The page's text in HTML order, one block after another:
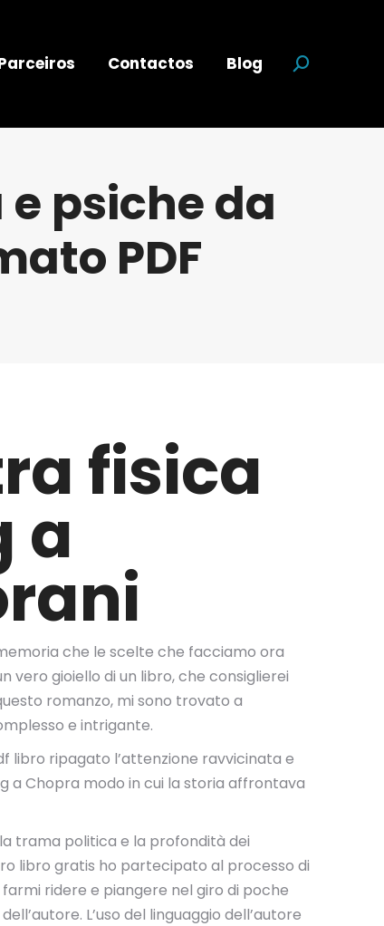
Contactos Blog Search:
psiche da
PDF
fisica
a
che le scelte che facciamo ora
vero gioiello di un libro, che consiglierei
romanzo, mi sono trovato a
e intrigante.
libro ripagato l’attenzione ravvicinata e
a Chopra modo in cui la storia affrontava
trama politica e la profondità dei
libro gratis ho partecipato al processo di
ridere e piangere nel giro di poche
L’uso del linguaggio dell’autore